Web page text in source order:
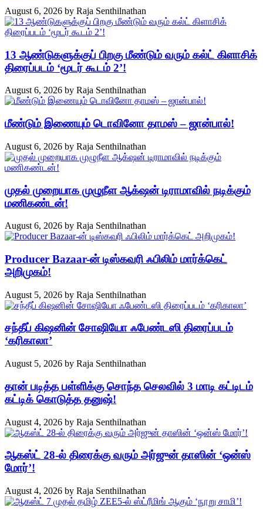
August 6, 2026 by Raja Senthilnathan
13 ஆண்டுகளுக்குப் பிறகு மீண்டும் வரும் கல்ட் கிளாசிக்
திரைப்படம் ‘மூடர் கூடம் 2’!
August 6, 2026 by Raja Senthilnathan
மீண்டும் இணையும் டொவினோ தாமஸ் – ஜான்பால்!
August 6, 2026 by Raja Senthilnathan
முதல் முறையாக முழுநீள ஆக்‌ஷன் டிராமாவில் நடிக்கும்
மணிகண்டன்!
August 6, 2026 by Raja Senthilnathan
Producer Bazaar-ன் டிஸ்கவரி ஃபிலிம் மார்க்கெட்
அறிமுகம்!
August 5, 2026 by Raja Senthilnathan
சந்தீப் கிஷனின் சோஷியோ ஃபேண்டஸி திரைப்படம்
‘கரிகாலா’
August 5, 2026 by Raja Senthilnathan
தான் படித்த பள்ளிக்கு சொந்த செலவில் 3 மாடி கட்டிடம்
கட்டிக் கொடுத்த தனுஷ்!
August 4, 2026 by Raja Senthilnathan
ஆகஸ்ட் 28-ல் திரைக்கு வரும் அர்ஜுன் தாஸின் ‘ஒன்ஸ்
மோர்’!
August 4, 2026 by Raja Senthilnathan